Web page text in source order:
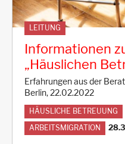
LEITUNG
Informationen
„Häuslichen
Erfahrungen aus der
Berlin, 22.02.2022
HÄUSLICHE BETREUUNG
ARBEITSMIGRATION